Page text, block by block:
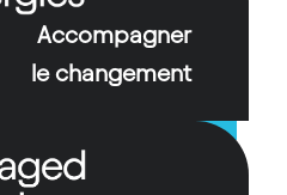
Accompagner
le changement